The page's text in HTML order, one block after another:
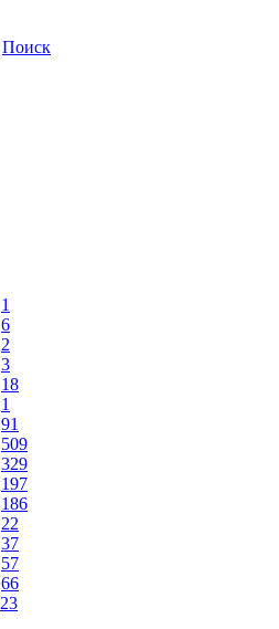
Поиск
1
6
2
3
18
1
91
509
329
197
186
22
37
57
66
23